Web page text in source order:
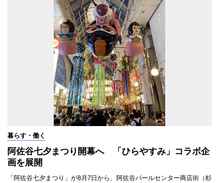
暮らす・働く
阿佐谷七夕まつり開幕へ 「ひらやすみ」コラボ企
画を展開
「阿佐谷七夕まつり」が8月7日から、阿佐谷パールセンター商店街（杉